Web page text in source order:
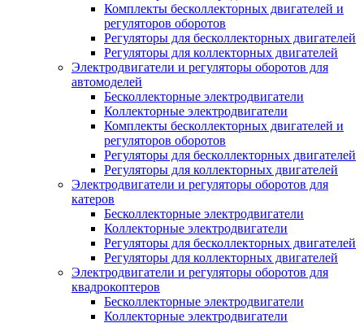
Комплекты бесколлекторных двигателей и
регуляторов оборотов
Регуляторы для бесколлекторных двигателей
Регуляторы для коллекторных двигателей
Электродвигатели и регуляторы оборотов для
автомоделей
Бесколлекторные электродвигатели
Коллекторные электродвигатели
Комплекты бесколлекторных двигателей и
регуляторов оборотов
Регуляторы для бесколлекторных двигателей
Регуляторы для коллекторных двигателей
Электродвигатели и регуляторы оборотов для
катеров
Бесколлекторные электродвигатели
Коллекторные электродвигатели
Регуляторы для бесколлекторных двигателей
Регуляторы для коллекторных двигателей
Электродвигатели и регуляторы оборотов для
квадрокоптеров
Бесколлекторные электродвигатели
Коллекторные электродвигатели